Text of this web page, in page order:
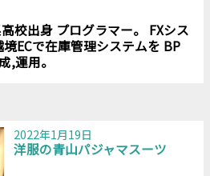
校出身 プログラマー。 FXシス
境ECで在庫管理システムを BP
,運用。
2022年1月19日
洋服の青山パジャマスーツ